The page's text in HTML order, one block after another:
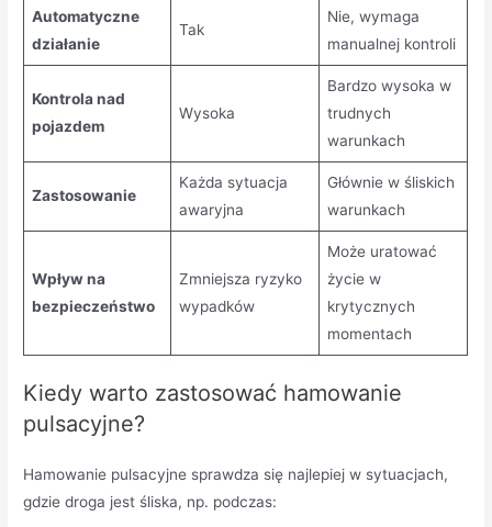
Automatyczne
działanie
Tak
Nie, wymaga
manualnej kontroli
Kontrola nad
pojazdem
Wysoka
Bardzo wysoka w
trudnych
warunkach
Zastosowanie
Każda sytuacja
awaryjna
Głównie w śliskich
warunkach
Wpływ na
bezpieczeństwo
Zmniejsza ryzyko
wypadków
Może uratować
życie w
krytycznych
momentach
Kiedy warto zastosować hamowanie
pulsacyjne?
Hamowanie pulsacyjne sprawdza się najlepiej w sytuacjach,
gdzie droga jest śliska, np. podczas: